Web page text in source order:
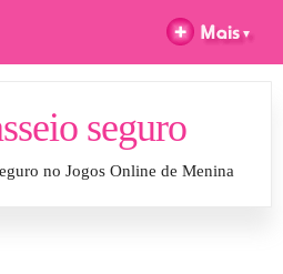
seguro
no Jogos Online de Menina